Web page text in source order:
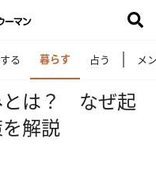
る 暮らす 占う メ
とは？ なぜ起
解説